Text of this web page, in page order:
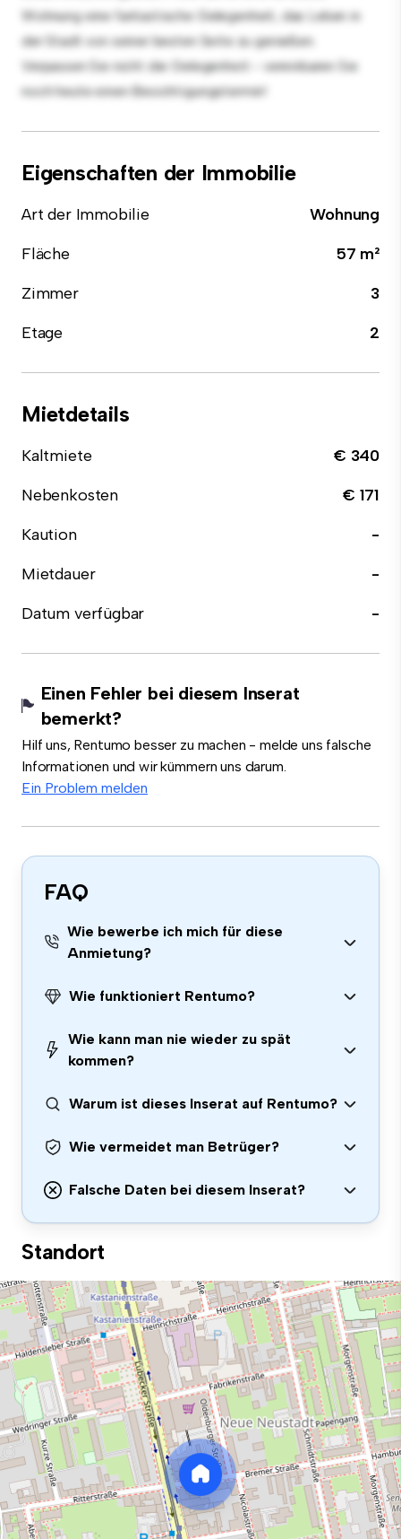
Wohnung eine fantastische Gelegenheit, das Leben in
der Stadt von seiner besten Seite zu genießen.
Verpassen Sie nicht die Gelegenheit - vereinbaren Sie
noch heute einen Besichtigungstermin!
Eigenschaften der Immobilie
Art der Immobilie
Wohnung
Fläche
57 m²
Zimmer
3
Etage
2
Mietdetails
Kaltmiete
€ 340
Nebenkosten
€ 171
Kaution
-
Mietdauer
-
Datum verfügbar
-
Einen Fehler bei diesem Inserat
bemerkt?
Hilf uns, Rentumo besser zu machen - melde uns falsche
Informationen und wir kümmern uns darum.
Ein Problem melden
FAQ
Wie bewerbe ich mich für diese
Anmietung?
Wie funktioniert Rentumo?
Wie kann man nie wieder zu spät
kommen?
Warum ist dieses Inserat auf Rentumo?
Wie vermeidet man Betrüger?
Falsche Daten bei diesem Inserat?
Standort